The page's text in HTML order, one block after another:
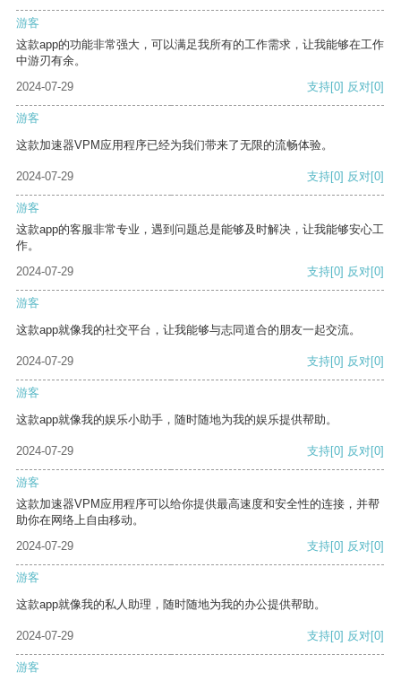
游客
这款app的功能非常强大，可以满足我所有的工作需求，让我能够在工作
中游刃有余。
2024-07-29
支持[0] 反对[0]
游客
这款加速器VPM应用程序已经为我们带来了无限的流畅体验。
2024-07-29 支持[0] 反对[0]
游客
这款app的客服非常专业，遇到问题总是能够及时解决，让我能够安心工
作。
2024-07-29
支持[0] 反对[0]
游客
这款app就像我的社交平台，让我能够与志同道合的朋友一起交流。
2024-07-29 支持[0] 反对[0]
游客
这款app就像我的娱乐小助手，随时随地为我的娱乐提供帮助。
2024-07-29 支持[0] 反对[0]
游客
这款加速器VPM应用程序可以给你提供最高速度和安全性的连接，并帮
助你在网络上自由移动。
2024-07-29
支持[0] 反对[0]
游客
这款app就像我的私人助理，随时随地为我的办公提供帮助。
2024-07-29 支持[0] 反对[0]
游客